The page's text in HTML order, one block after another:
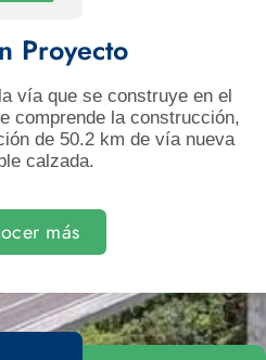
Proyecto
vía que se construye en el
comprende la construcción,
de 50.2 km de vía nueva
calzada.
más